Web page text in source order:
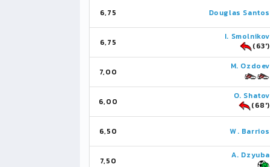
6,75 Douglas Santos
6,75
I. Smolnikov
(63')
7,00
M. Ozdoev
6,00
O. Shatov
(68')
6,50 W. Barrios
7,50
A. Dzyuba